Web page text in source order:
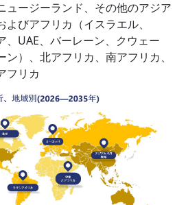
ュージーランド、その他のアジア
びアフリカ（イスラエル、
、UAE、バーレーン、クウェー
ン）、北アフリカ、南アフリカ、
フリカ